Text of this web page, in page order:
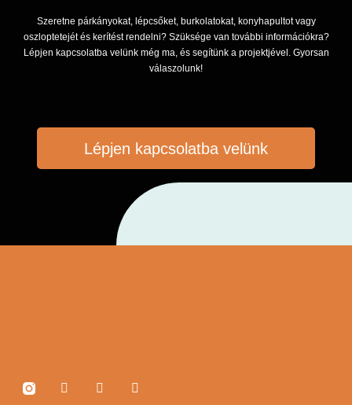
Szeretne párkányokat, lépcsőket, burkolatokat, konyhapultot vagy
oszloptetejét és kerítést rendelni? Szüksége van további információkra?
Lépjen kapcsolatba velünk még ma, és segítünk a projektjével. Gyorsan
válaszolunk!
Lépjen kapcsolatba velünk